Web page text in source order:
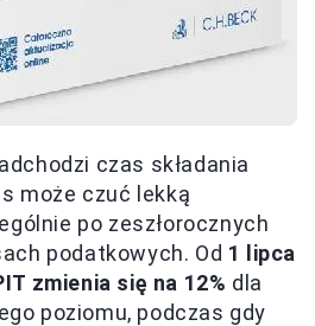
czas składania
może czuć lekką
po zeszłorocznych
podatkowych. Od 1 lipca
zmienia się na 12% dla
poziomu, podczas gdy